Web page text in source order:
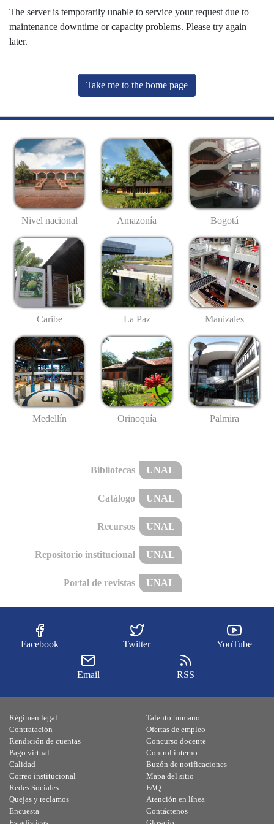
The server is temporarily unable to service your request due to
maintenance downtime or capacity problems. Please try again
later.
Take me to the home page
Nivel nacional Amazonía Bogotá
Caribe La Paz Manizales
Medellín Orinoquía Palmira
Bibliotecas UNAL
Catálogo UNAL
Recursos UNAL
Repositorio institucional UNAL
Portal de revistas UNAL
Facebook Twitter YouTube
Email RSS
Régimen legal
Contratación
Rendición de cuentas
Pago virtual
Calidad
Talento humano
Ofertas de empleo
Concurso docente
Control interno
Buzón de notificaciones
Correo institucional
Redes Sociales
Quejas y reclamos
Encuesta
Mapa del sitio
FAQ
Atención en línea
Contáctenos